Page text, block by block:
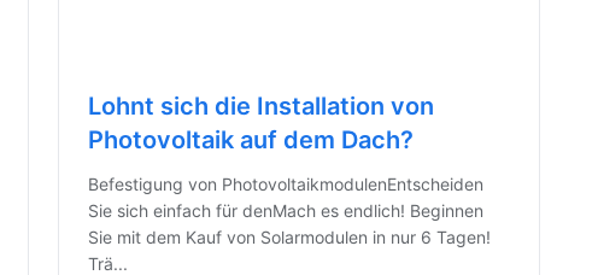
Lohnt sich die Installation von
Photovoltaik auf dem Dach?
Befestigung von PhotovoltaikmodulenEntscheiden
Sie sich einfach für denMach es endlich! Beginnen
Sie mit dem Kauf von Solarmodulen in nur 6 Tagen!
Trä...